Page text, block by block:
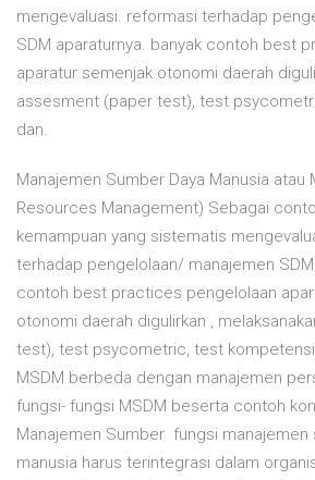
mengevaluasi. reformasi terhadap
SDM aparaturnya. banyak contoh best
aparatur semenjak otonomi daerah
assesment (paper test), test
dan.
Manajemen Sumber Daya Manusia atau
Resources Management) Sebagai
kemampuan yang sistematis
terhadap pengelolaan/ manajemen
contoh best practices pengelolaan
otonomi daerah digulirkan ,
test), test psycometric, test
MSDM berbeda dengan manajemen
fungsi- fungsi MSDM beserta contoh
Manajemen Sumber fungsi manajemen
manusia harus terintegrasi dalam